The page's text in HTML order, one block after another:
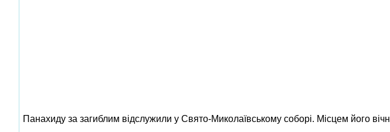
Панахиду за загиблим відслужили у Свято-Миколаївському соборі. Місцем його